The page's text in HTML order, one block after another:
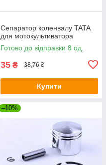
Сепаратор коленвалу TATA
для мотокультиватора
Готово до відправки 8 од.
35 ₴ 38,76 ₴
Купити
–10%